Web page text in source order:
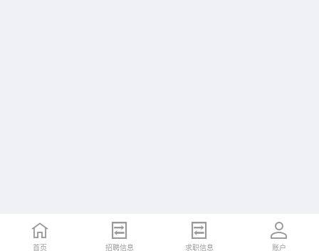
首页 招聘信息 求职信息 账户